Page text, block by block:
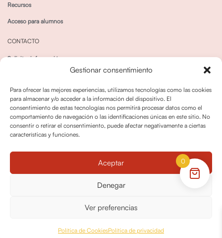
Gestionar consentimiento
Para ofrecer las mejores experiencias, utilizamos tecnologías como las cookies
para almacenar y/o acceder a la información del dispositivo. El
consentimiento de estas tecnologías nos permitirá procesar datos como el
comportamiento de navegación o las identificaciones únicas en este sitio. No
consentir o retirar el consentimiento, puede afectar negativamente a ciertas
características y funciones.
Aceptar
Denegar
Ver preferencias
Política de CookiesPolítica de privacidad
Recursos
Acceso para alumnos
CONTACTO
Solicitar información
Política de cookies
Política dedevoluciones y cancelaciones
© OPO180 2026 Todos los derechos reservados
0